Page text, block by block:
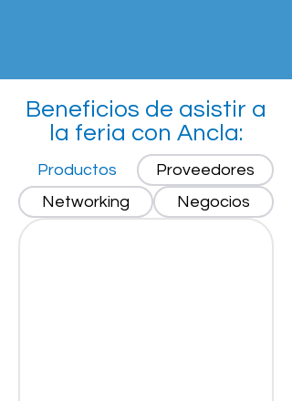
Beneficios de asistir a
la feria con Ancla:
Productos
Proveedores
Networking
Negocios